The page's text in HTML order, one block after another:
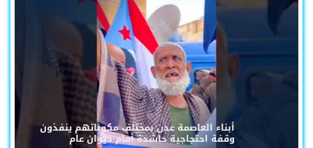
أبناء العاصمة عدن بمختلف مكوناتهم ينفذون
وقفة احتجاجية حاشدة أمام ديوان عام